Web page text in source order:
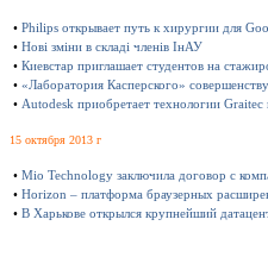
• Philips открывает путь к хирургии для
• Нові зміни в складі членів ІнАУ
• Киевстар приглашает студентов на
• «Лаборатория Касперского»
• Autodesk приобретает технологии
15 октября 2013 г
• Mio Technology заключила договор с
• Horizon – платформа браузерных
• В Харькове открылся крупнейший